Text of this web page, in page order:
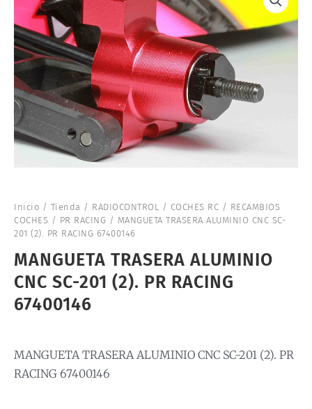
Inicio / Tienda / RADIOCONTROL / COCHES RC / RECAMBIOS
COCHES / PR RACING / MANGUETA TRASERA ALUMINIO CNC SC-
201 (2). PR RACING 67400146
MANGUETA TRASERA ALUMINIO
CNC SC-201 (2). PR RACING
67400146
MANGUETA TRASERA ALUMINIO CNC SC-201 (2). PR
RACING 67400146